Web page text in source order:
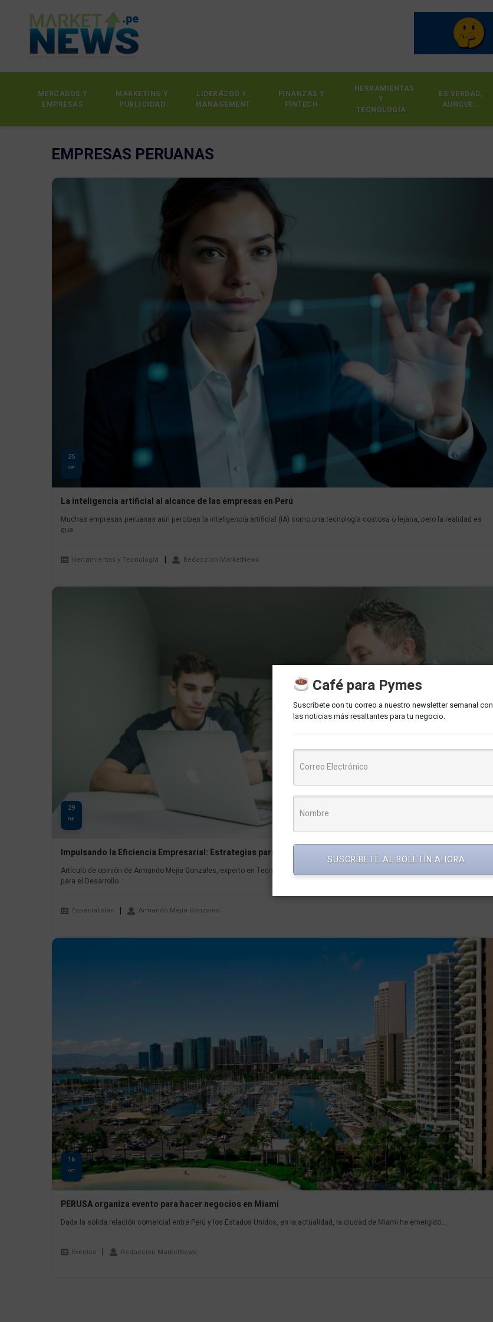
MERCADOS Y
EMPRESAS
MARKETING Y
PUBLICIDAD
LIDERAZGO Y
MANAGEMENT
FINANZAS Y
FINTECH
HERRAMIENTAS
Y
TECNOLOGÍA
ES VERDAD,
AUNQUE…
EMPRESAS PERUANAS
25
SEP
La inteligencia artificial al alcance de las empresas en Perú
Muchas empresas peruanas aún perciben la inteligencia artificial (IA) como una tecnología costosa o lejana, pero la realidad es
que...
Herramientas y Tecnología Redaccion MarketNews
29
ENE
Impulsando la Eficiencia Empresarial: Estrategias para Optimizar Procesos con Tecnologías Digitales
Artículo de opinión de Armando Mejía Gonzales, experto en Tecnología y Procesos, Fundador del Instituto Transformación Digital
para el Desarrollo
Especialistas Armando Mejía Gonzales
16
OCT
PERUSA organiza evento para hacer negocios en Miami
Dada la sólida relación comercial entre Perú y los Estados Unidos, en la actualidad, la ciudad de Miami ha emergido...
Eventos Redaccion MarketNews
Café para Pymes
Suscríbete con tu correo a nuestro newsletter semanal con
las noticias más resaltantes para tu negocio.
SUSCRÍBETE AL BOLETÍN AHORA